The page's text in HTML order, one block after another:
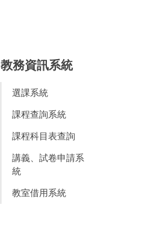
教務資訊系統
選課系統
課程查詢系統
課程科目表查詢
講義、試卷申請系
統
教室借用系統